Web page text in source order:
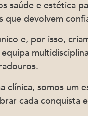
saúde e estética
que devolvem
e, por isso,
clínica, somos um
cada conquista